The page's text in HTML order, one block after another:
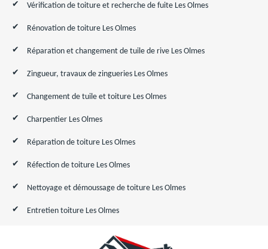
Vérification de toiture et recherche de fuite Les Olmes
Rénovation de toiture Les Olmes
Réparation et changement de tuile de rive Les Olmes
Zingueur, travaux de zingueries Les Olmes
Changement de tuile et toiture Les Olmes
Charpentier Les Olmes
Réparation de toiture Les Olmes
Réfection de toiture Les Olmes
Nettoyage et démoussage de toiture Les Olmes
Entretien toiture Les Olmes